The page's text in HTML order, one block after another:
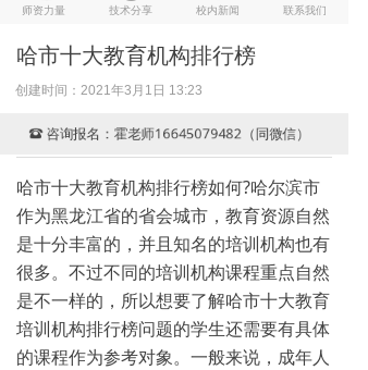
师资力量 技术分享 校内新闻 联系我们
哈市十大教育机构排行榜
创建时间： 2021年3月1日 13:23
哈市十大教育机构排行榜如何?哈尔滨市
作为黑龙江省的省会城市，教育资源自然
是十分丰富的，并且知名的培训机构也有
很多。不过不同的培训机构课程重点自然
是不一样的，所以想要了解哈市十大教育
培训机构排行榜问题的学生还需要有具体
的课程作为参考对象。一般来说，成年人
뀰 咨询报名：霍老师16645079482（同微信）